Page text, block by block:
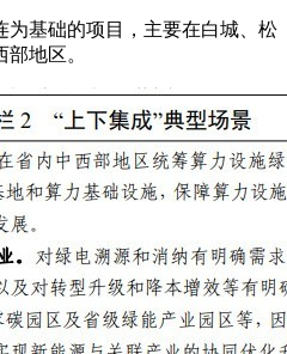
为基础的项目，主要在白城、松
地区。